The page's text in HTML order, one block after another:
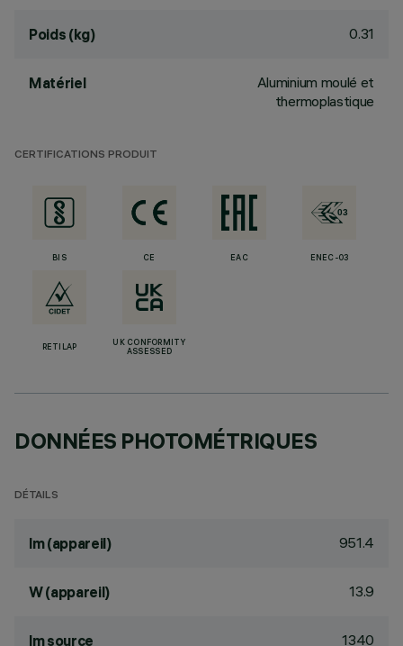
Poids (kg) 0.31
Matériel
Aluminium moulé et
thermoplastique
CERTIFICATIONS PRODUIT
BIS CE EAC ENEC-03
RETILAP
UK CONFORMITY
ASSESSED
DONNÉES PHOTOMÉTRIQUES
DÉTAILS
lm (appareil) 951.4
W (appareil) 13.9
lm source 1340